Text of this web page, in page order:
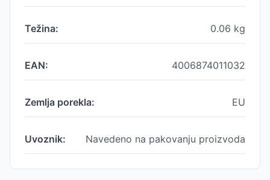
Težina: 0.06 kg
EAN: 4006874011032
Zemlja porekla: EU
Uvoznik: Navedeno na pakovanju proizvoda